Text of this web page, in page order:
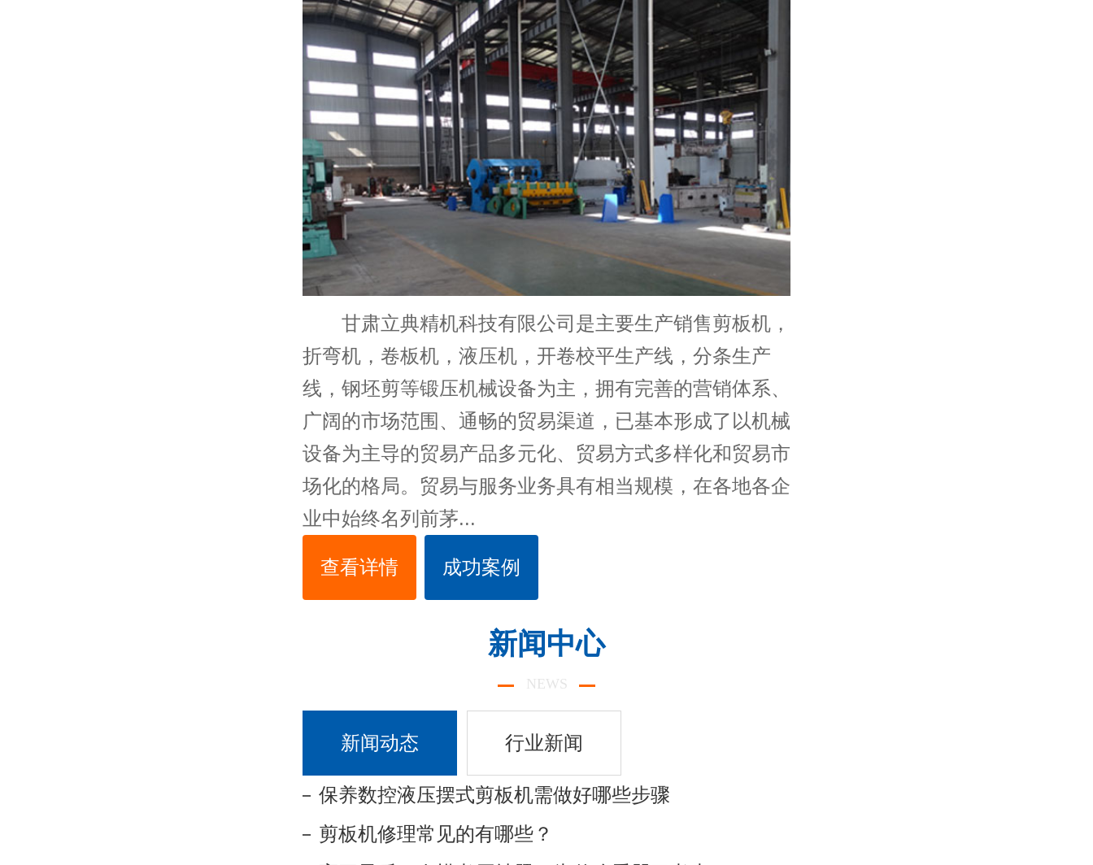
甘肃立典精机科技有限公司是主要生产销售剪板机，
折弯机，卷板机，液压机，开卷校平生产线，分条生产
线，钢坯剪等锻压机械设备为主，拥有完善的营销体系、
广阔的市场范围、通畅的贸易渠道，已基本形成了以机械
设备为主导的贸易产品多元化、贸易方式多样化和贸易市
场化的格局。贸易与服务业务具有相当规模，在各地各企
业中始终名列前茅...
查看详情 成功案例
新闻中心
NEWS
新闻动态 行业新闻
保养数控液压摆式剪板机需做好哪些步骤
剪板机修理常见的有哪些？